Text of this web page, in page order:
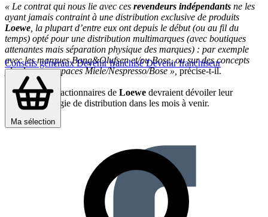
Conseils générauxDevenir franchiséDevenir franchiseur
Ma sélection
« Le contrat qui nous lie avec ces revendeurs indépendants ne les
ayant jamais contraint à une distribution exclusive de produits
Loewe , la plupart d’entre eux ont depuis le début (ou au fil du
temps) opté pour une distribution multimarques (avec boutiques
attenantes mais séparation physique des marques) : par exemple
avec les marques Bang&Olufsen et/ou Bose, ou sur des concepts
plus larges : espaces Miele/Nespresso/Bose »,précise-t-il.
Les nouveaux actionnaires de Loewe devraient dévoiler leur
nouvelle stratégie de distribution dans les mois à venir.